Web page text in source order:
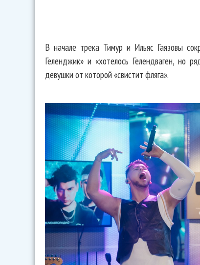
В начале трека Тимур и Ильяс Гаязовы
Геленджик» и «хотелось Гелендваген,
девушки от которой «свистит фляга».